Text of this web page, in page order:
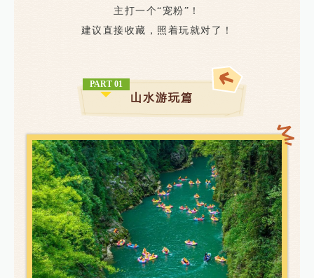
主打一个“宠粉”！
建议直接收藏，照着玩就对了！
PART 01
山水游玩篇